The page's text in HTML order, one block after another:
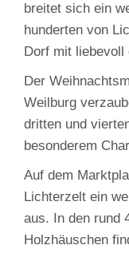
breitet sich ein
hunderten von
Dorf mit liebevoll
Der
Weilburg
dritten und
besonderem
Auf dem
Lichterzelt ein
aus. In den rund
Holzhäuschen